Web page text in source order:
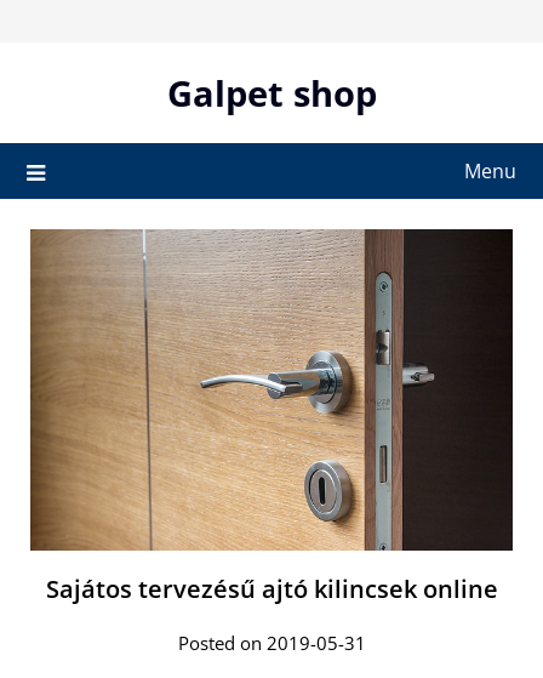
Galpet shop
Menu
Sajátos tervezésű ajtó kilincsek online
Posted on 2019-05-31